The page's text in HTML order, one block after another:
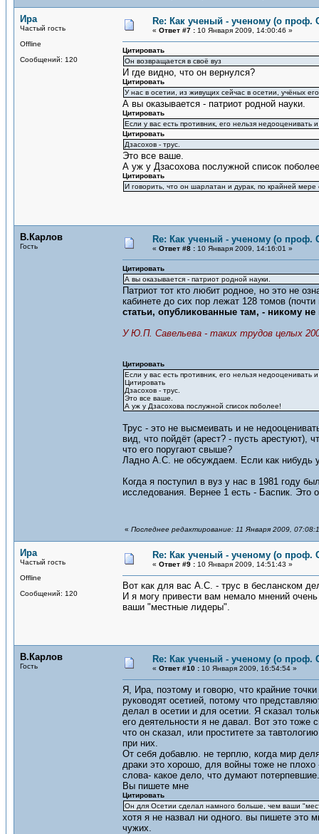
Ира
Частый гость
Offline
Сообщений: 120
Re: Как ученый - ученому (о проф.
« Ответ #7 : 10 Января 2009, 14:00:46 »
Цитировать
Он возвращается в своё вуз
И где видно, что он вернулся?
Цитировать
У нас в осетии, из живущих сейчас в осетии, учёных
А вы оказывается - патриот родной науки.
Цитировать
Если у вас есть противник, его нельзя недооценивать
Цитировать
Дзасохов - трус.
Это все ваше.
А уж у Дзасохова послужной список
Цитировать
И говорить, что он шарлатан и дурак, по крайней
В.Карлов
Гость
Re: Как ученый - ученому (о проф.
« Ответ #8 : 10 Января 2009, 14:16:01 »
Цитировать
А вы оказывается - патриот родной науки.
Патриот тот кто любит родное, но это не
кабинете до сих пор лежат 128 томов
статьи, опубликованные там, - никому
У Ю.П. Савельева - таких трудов целых
Цитировать
Если у вас есть противник, его нельзя недооценивать
Цитировать
Дзасохов - трус.
Это все ваше.
А уж у Дзасохова послужной список поболее!
Трус - это не высмеивать и не
вид, что пойдёт (арест? - пусть арестуют),
что его поругают свыше?
Ладно А.С. не обсуждаем. Если как нибудь
Когда я поступил в вуз у нас в 1981 году
исследования. Вернее 1 есть - Баспик. Это
« Последнее редактирование: 11 Января 2009,
Ира
Частый гость
Offline
Сообщений: 120
Re: Как ученый - ученому (о проф.
« Ответ #9 : 10 Января 2009, 14:51:43 »
Вот как для вас А.С. - трус в бесланском
И я могу привести вам немало мнений
ваши "местные лидеры".
В.Карлов
Гость
Re: Как ученый - ученому (о проф.
« Ответ #10 : 10 Января 2009, 16:54:54 »
Я, Ира, поэтому и говорю, что крайние
руководят осетией, потому что
делал в осетии и для осетии. Я сказал
его деятельности я не давал. Вот это тоже
что он сказал, или проститете за
при них.
От себя добавлю. не терплю, когда мир
драки это хорошо, для войны тоже не
слова- какое дело, что думают потерпевшие.
Вы пишете мне
Цитировать
Он для Осетии сделал намного больше, чем ваши
хотя я не назвал ни одного. вы пишете
чужих.